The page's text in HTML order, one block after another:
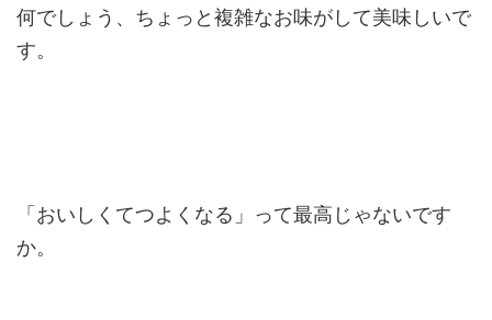
何でしょう、ちょっと複雑なお味がして美味しいで
す。
「おいしくてつよくなる」って最高じゃないです
か。